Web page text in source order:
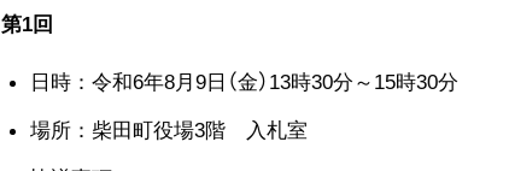
第1回
日時：令和6年8月9日（金）13時30分～15時30分
場所：柴田町役場3階 入札室